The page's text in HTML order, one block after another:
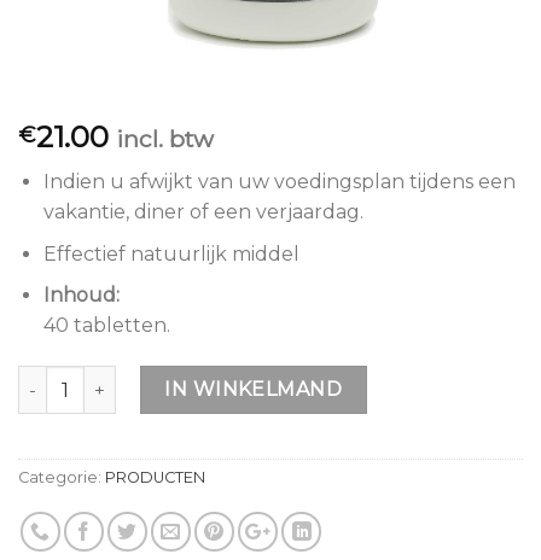
€21.00 incl. btw
Indien u afwijkt van uw voedingsplan tijdens een
vakantie, diner of een verjaardag.
Effectief natuurlijk middel
Inhoud:
40 tabletten.
Aantal IN WINKELMAND
Categorie: PRODUCTEN